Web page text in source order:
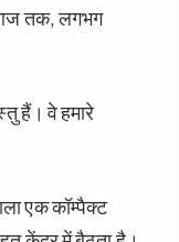
आज तक, लगभग
हैं। वे हमारे
एक कॉम्पैक्ट